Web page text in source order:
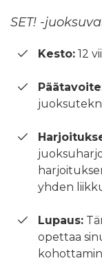
SET! -
Kesto: 12
yhden
Lupaus:
opettaa